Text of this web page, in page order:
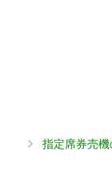
指定席券売